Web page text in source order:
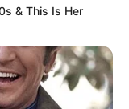
& This Is Her